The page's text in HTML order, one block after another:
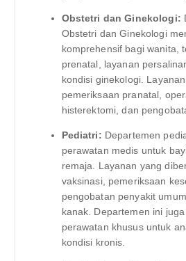
Obstetri dan Ginekologi:
Obstetri dan Ginekologi
komprehensif bagi wanita,
prenatal, layanan
kondisi ginekologi.
pemeriksaan pranatal,
histerektomi, dan
Pediatri: Departemen
perawatan medis untuk
remaja. Layanan yang
vaksinasi, pemeriksaan
pengobatan penyakit
kanak. Departemen ini
perawatan khusus untuk
kondisi kronis.